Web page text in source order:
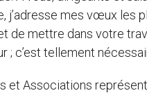
mes vœux les
de mettre dans votre
; c’est tellement
et Associations